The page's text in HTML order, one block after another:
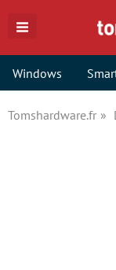
Windows
Tomshardware.fr